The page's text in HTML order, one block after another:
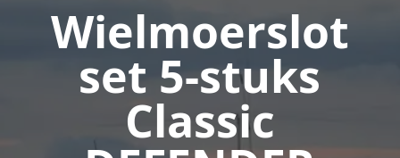
Wielmoerslot
set 5-stuks
Classic